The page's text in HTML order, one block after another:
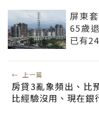
屏東
65歲
已有
← 上一篇
房貸3亂象頻出、比
比經驗沒用、現在銀